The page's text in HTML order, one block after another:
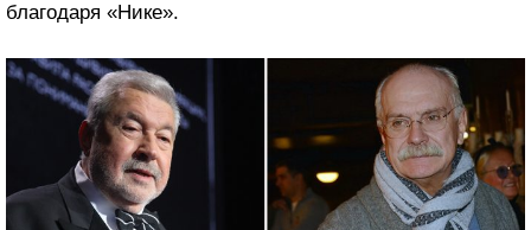
благодаря «Нике».